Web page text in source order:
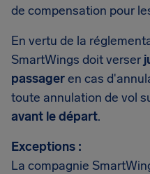
de compensation pour
En vertu de la
SmartWings doit verser
passageren cas
toute annulation de vol
avant le départ.
Exceptions :
La compagnie